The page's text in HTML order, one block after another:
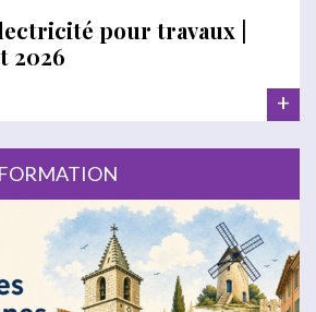
pour travaux |
2026
+